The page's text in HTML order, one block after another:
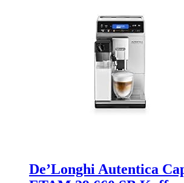
De’Longhi Autentica